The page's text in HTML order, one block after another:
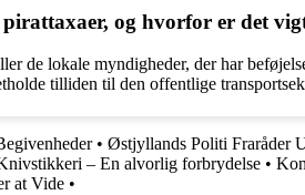
og hvorfor er det
de lokale myndigheder, der har
tilliden til den offentlige
• Østjyllands Politi Fraråder
– En alvorlig forbrydelse •
at Vide •